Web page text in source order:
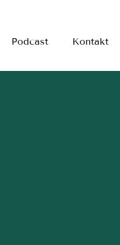
Podcast Kontakt